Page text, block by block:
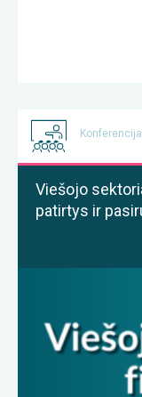
Konferencija
Viešojo
patirtys ir